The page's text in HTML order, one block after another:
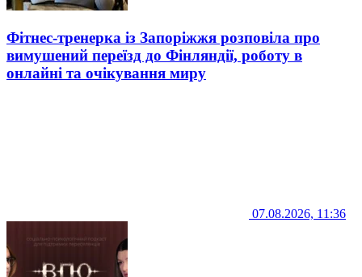
Фітнес-тренерка із Запоріжжя розповіла про
вимушений переїзд до Фінляндії, роботу в
онлайні та очікування миру
07.08.2026, 11:36